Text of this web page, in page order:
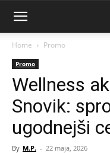
Home Promo
Promo
Wellness
Snovik:
ugodnejši
By M.P. - 22 maja, 2026